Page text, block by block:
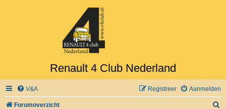
Renault 4 Club Nederland
V&A Aanmelden
Registreer
Forumoverzicht